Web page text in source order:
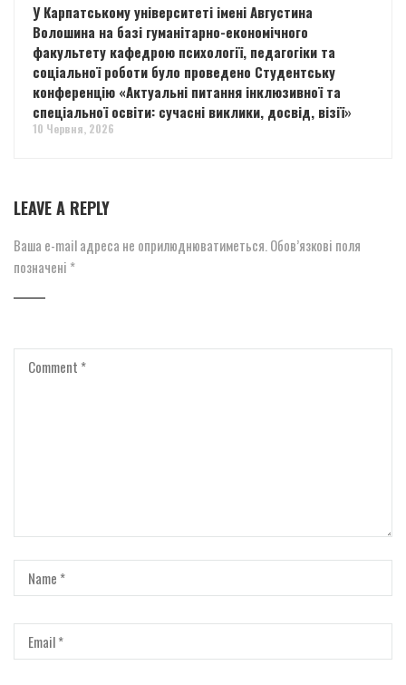
У Карпатському університеті імені Августина
Волошина на базі гуманітарно-економічного
факультету кафедрою психології, педагогіки та
соціальної роботи було проведено Студентську
конференцію «Актуальні питання інклюзивної та
спеціальної освіти: сучасні виклики, досвід, візії»
10 Червня, 2026
LEAVE A REPLY
Ваша e-mail адреса не оприлюднюватиметься. Обов’язкові поля
позначені *